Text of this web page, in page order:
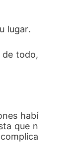
lugar.
de todo,
habí
que n